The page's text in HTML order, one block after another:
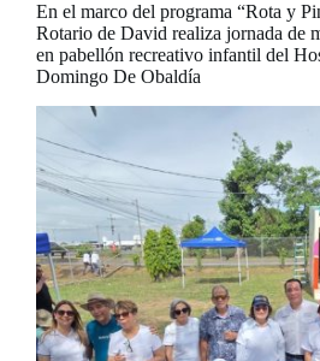
En el marco del programa “Rota y
Rotario de David realiza jornada de
en pabellón recreativo infantil del
Domingo De Obaldía